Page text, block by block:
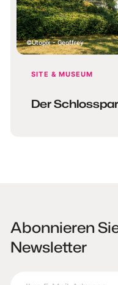
Utopix - Geoffrey
SITE & MUSEUM
Der
Abonnieren
Newsletter